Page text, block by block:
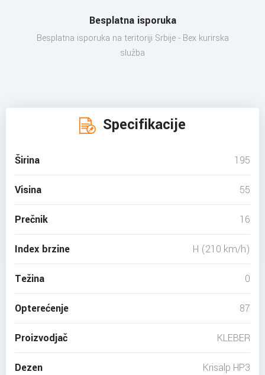
Besplatna isporuka
Besplatna isporuka na teritoriji Srbije - Bex kurirska
služba
Specifikacije
Širina 195
Visina 55
Prečnik 16
Index brzine H (210 km/h)
Težina 0
Opterećenje 87
Proizvodjač KLEBER
Dezen Krisalp HP3